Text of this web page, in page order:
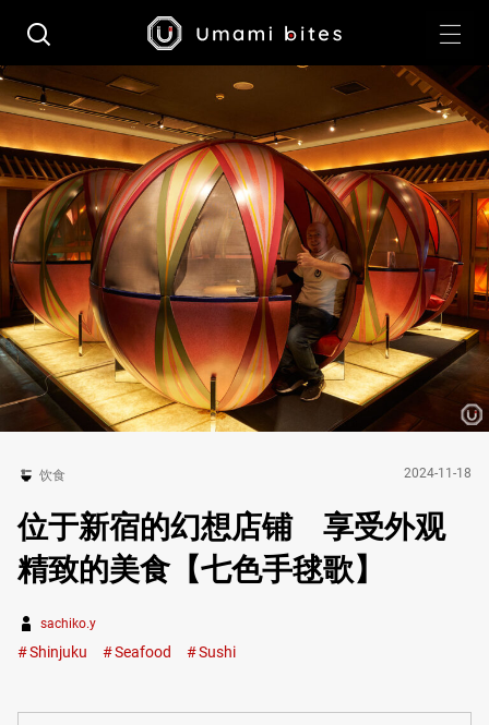
饮食 2024-11-18
位于新宿的幻想店铺 享受外观
精致的美食【七色手毬歌】
sachiko.y
Shinjuku Seafood Sushi